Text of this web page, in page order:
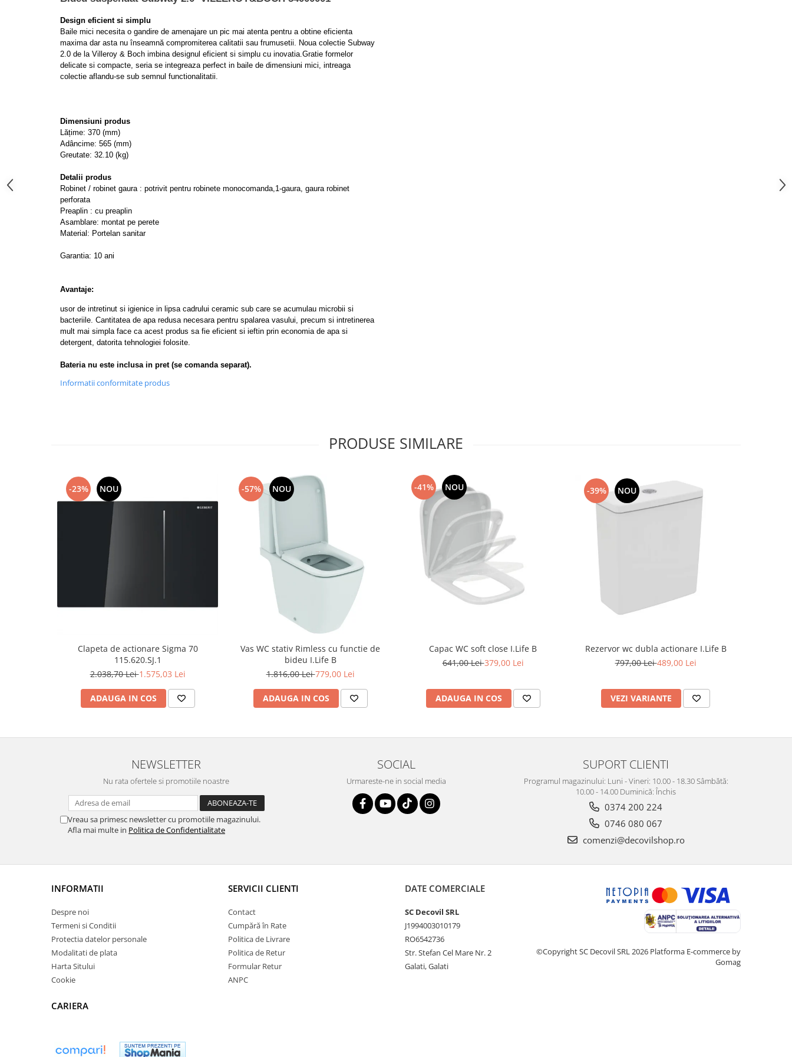
Lavoare freestanding
Lavoare pe blat
Lavoare sub blat
Lavoare pe mobilier
Bideuri stative
Bideuri suspendate
Vase WC stative
Vase WC suspendate
WC pentru persoane cu dizabilitati
Capace WC softclose
Capace bideuri
Design eficient si simplu
Baile mici necesita o gandire de amenajare un pic mai atenta pentru a obtine eficienta
maxima dar asta nu înseamnă compromiterea calitatii sau frumusetii. Noua colectie Subway
2.0 de la Villeroy & Boch imbina designul eficient si simplu cu inovatia.Gratie formelor
delicate si compacte, seria se integreaza perfect in baile de dimensiuni mici, intreaga
colectie aflandu-se sub semnul functionalitatii.
Dimensiuni produs
Lățime: 370 (mm)
Adâncime: 565 (mm)
Greutate: 32.10 (kg)
Detalii produs
Robinet / robinet gaura : potrivit pentru robinete monocomanda,1-gaura, gaura robinet
perforata
Preaplin : cu preaplin
Asamblare: montat pe perete
Material: Portelan sanitar
Garantia: 10 ani
Avantaje:
usor de intretinut si igienice in lipsa cadrului ceramic sub care se acumulau microbii si
bacteriile. Cantitatea de apa redusa necesara pentru spalarea vasului, precum si intretinerea
mult mai simpla face ca acest produs sa fie eficient si ieftin prin economia de apa si
detergent, datorita tehnologiei folosite.
Bateria nu este inclusa in pret (se comanda separat).
Informatii conformitate produs
PRODUSE SIMILARE
-23% NOU
Clapeta de actionare Sigma 70
115.620.SJ.1
2.038,70 Lei1.575,03 Lei
ADAUGA IN COS
-57% NOU
Vas WC stativ Rimless cu functie de
bideu I.Life B
1.816,00 Lei779,00 Lei
ADAUGA IN COS
-41% NOU
Capac WC soft close I.Life B
641,00 Lei379,00 Lei
ADAUGA IN COS
-39% NOU
Rezervor wc dubla actionare I.Life B
797,00 Lei489,00 Lei
VEZI VARIANTE
NEWSLETTER
Nu rata ofertele si promotiile noastre
Vreau sa primesc newsletter cu promotiile magazinului.
Afla mai multe in Politica de Confidentialitate
SOCIAL
Urmareste-ne in social media
SUPORT CLIENTI
Programul magazinului: Luni - Vineri: 10.00 - 18.30 Sâmbătă:
10.00 - 14.00 Duminică: Închis
0374 200 224
0746 080 067
comenzi@decovilshop.ro
INFORMATII
Despre noi
Termeni si Conditii
Protectia datelor personale
Modalitati de plata
Harta Sitului
Cookie
CARIERA
SERVICII CLIENTI
Contact
Cumpără în Rate
Politica de Livrare
Politica de Retur
Formular Retur
ANPC
DATE COMERCIALE
SC Decovil SRL
J1994003010179
RO6542736
Str. Stefan Cel Mare Nr. 2
Galati, Galati
©Copyright SC Decovil SRL 2026 Platforma E-commerce by
Gomag